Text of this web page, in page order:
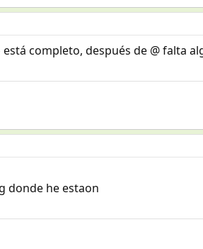
completo, después de @ falta
donde he estaon